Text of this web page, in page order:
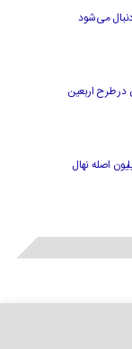
می‌شود